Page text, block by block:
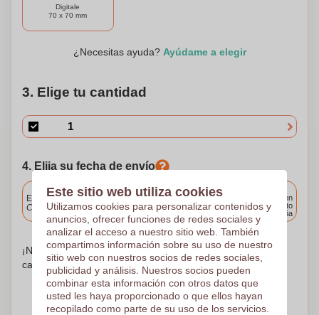
Digitale
70 x 70 mm
¿Necesitas ayuda? Ayúdame a elegir
3. Elige tu cantidad
4. Elija su fecha de envío
Incluido
Entrega estándar
Cargue y apruebe sus archivos antes de las 9.30 a.m.
Entrega en
cualquier punto
de España
¡No te preocupes! Simplemente suba sus archivos a la
canasta de compras
Este sitio web utiliza cookies
Utilizamos cookies para personalizar contenidos y
anuncios, ofrecer funciones de redes sociales y
analizar el acceso a nuestro sitio web. También
compartimos información sobre su uso de nuestro
sitio web con nuestros socios de redes sociales,
publicidad y análisis. Nuestros socios pueden
combinar esta información con otros datos que
usted les haya proporcionado o que ellos hayan
recopilado como parte de su uso de los servicios.